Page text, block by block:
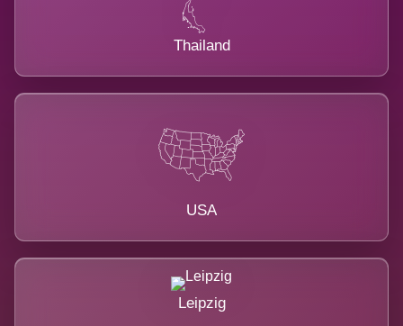
Thailand
USA
Leipzig